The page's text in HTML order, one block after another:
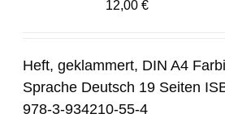
12,00€
Heft, geklammert, DIN A4
Sprache Deutsch 19 Seiten
978-3-934210-55-4